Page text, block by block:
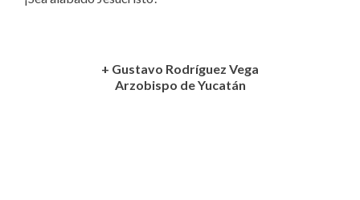
+ Gustavo Rodríguez Vega
Arzobispo de Yucatán